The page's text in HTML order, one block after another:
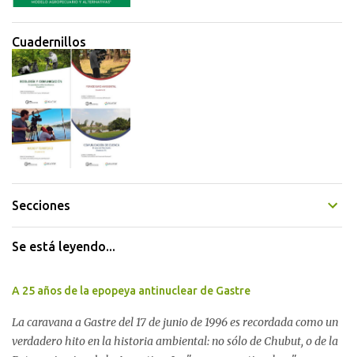
Cuadernillos
Secciones
Se está leyendo...
A 25 años de la epopeya antinuclear de Gastre
La caravana a Gastre del 17 de junio de 1996 es recordada como un
verdadero hito en la historia ambiental: no sólo de Chubut, o de la